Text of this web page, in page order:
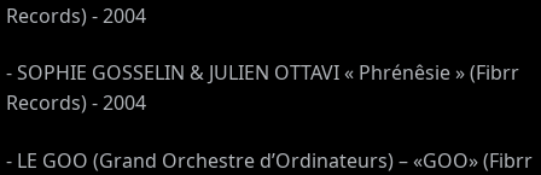
Records) - 2004
- SOPHIE GOSSELIN & JULIEN OTTAVI « Phrénêsie » (Fibrr
Records) - 2004
- LE GOO (Grand Orchestre d’Ordinateurs) – «GOO» (Fibrr